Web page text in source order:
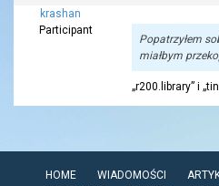
krashan
Participant
Popatrzyłem
miałbym
„r200.library” i
HOME WIADOMOŚCI